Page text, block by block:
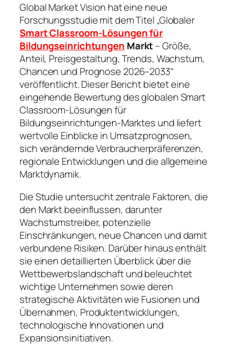
Global Market Vision hat eine neue
Forschungsstudie mit dem Titel „Globaler
Smart Classroom-Lösungen für
Bildungseinrichtungen Markt– Größe,
Anteil, Preisgestaltung, Trends, Wachstum,
Chancen und Prognose 2026–2033“
veröffentlicht. Dieser Bericht bietet eine
eingehende Bewertung des globalen Smart
Classroom-Lösungen für
Bildungseinrichtungen-Marktes und liefert
wertvolle Einblicke in Umsatzprognosen,
sich verändernde Verbraucherpräferenzen,
regionale Entwicklungen und die allgemeine
Marktdynamik.
Die Studie untersucht zentrale Faktoren, die
den Markt beeinflussen, darunter
Wachstumstreiber, potenzielle
Einschränkungen, neue Chancen und damit
verbundene Risiken. Darüber hinaus enthält
sie einen detaillierten Überblick über die
Wettbewerbslandschaft und beleuchtet
wichtige Unternehmen sowie deren
strategische Aktivitäten wie Fusionen und
Übernahmen, Produktentwicklungen,
technologische Innovationen und
Expansionsinitiativen.